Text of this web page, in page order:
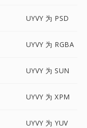
UYVY 为 PSD
UYVY 为 RGBA
UYVY 为 SUN
UYVY 为 XPM
UYVY 为 YUV